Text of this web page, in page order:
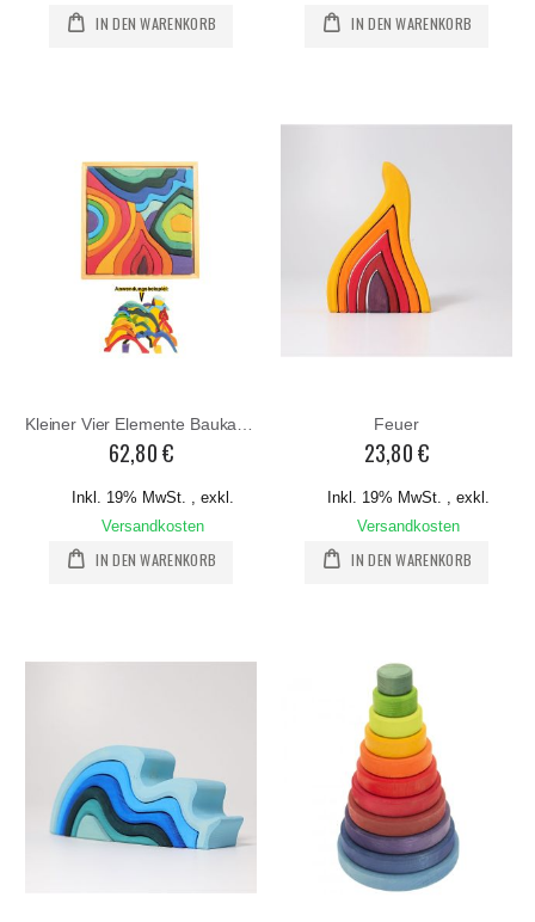
IN DEN WARENKORB IN DEN WARENKORB
62,80 €
Inkl. 19% MwSt. , exkl.
Versandkosten
IN DEN WARENKORB
Feuer
23,80 €
Inkl. 19% MwSt. , exkl.
Versandkosten
IN DEN WARENKORB